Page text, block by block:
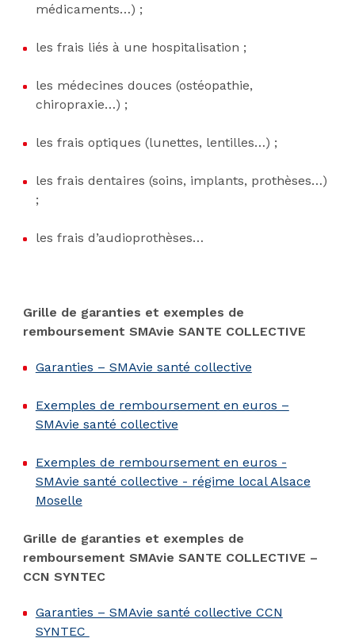
médicaments…) ;
les frais liés à une hospitalisation ;
les médecines douces (ostéopathie,
chiropraxie…) ;
les frais optiques (lunettes, lentilles…) ;
les frais dentaires (soins, implants, prothèses…)
;
les frais d’audioprothèses…
Grille de garanties et exemples de
remboursement SMAvie SANTE COLLECTIVE
Garanties – SMAvie santé collective
Exemples de remboursement en euros –
SMAvie santé collective
Exemples de remboursement en euros -
SMAvie santé collective - régime local Alsace
Moselle
Grille de garanties et exemples de
remboursement SMAvie SANTE COLLECTIVE –
CCN SYNTEC
Garanties – SMAvie santé collective CCN
SYNTEC